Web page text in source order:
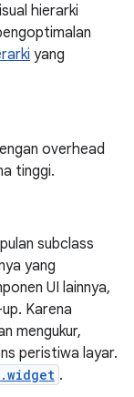
hierarki
yang
overhead
tinggi.
subclass
yang
UI lainnya,
Karena
mengukur,
peristiwa layar.
.